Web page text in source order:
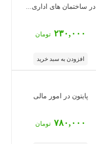
در ساختمان های اداری...
۲۳۰,۰۰۰ تومان
افزودن به سبد خرید
پایتون در امور مالی
۷۸۰,۰۰۰ تومان